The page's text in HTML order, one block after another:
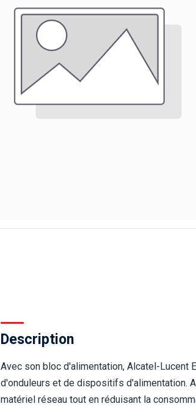
Description
Avec son bloc d'alimentation, Alcatel-
d'onduleurs et de dispositifs d'alimentation.
matériel réseau tout en réduisant la